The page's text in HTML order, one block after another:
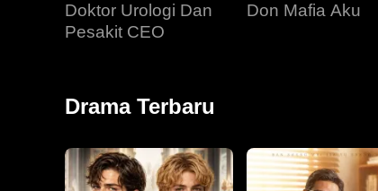
Doktor Urologi Dan
Pesakit CEO
Don Mafia Aku
Drama Terbaru